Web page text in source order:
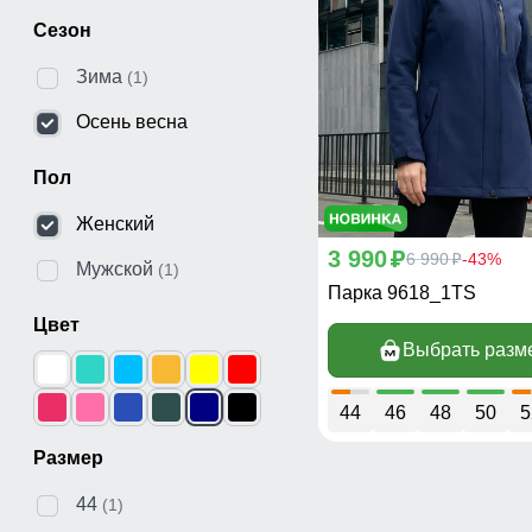
Сезон
Зима (1)
Осень весна
Пол
Женский
Мужской (1)
Цвет
Размер
44 (1)
3 990p6 990p-43%
Парка 9618_1TS
Выбрать
44 46 48 50